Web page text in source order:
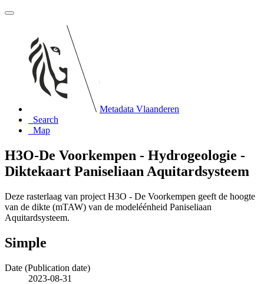
Metadata Vlaanderen
Search
Map
H3O-De Voorkempen - Hydrogeologie -
Diktekaart Paniseliaan Aquitardsysteem
Deze rasterlaag van project H3O - De Voorkempen geeft de hoogte
van de dikte (mTAW) van de modeléénheid Paniseliaan
Aquitardsysteem.
Simple
Date (Publication date)
2023-08-31